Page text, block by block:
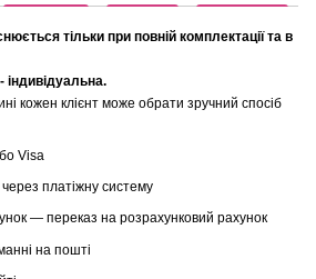
тільки при повній комплектації та в
індивідуальна.
кожен клієнт може обрати зручний спосіб
Visa
платіжну систему
— переказ на розрахунковий рахунок
на пошті